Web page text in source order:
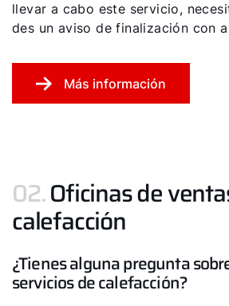
llevar a cabo este servicio,
des un aviso de finalización con
Más información
02.Oficinas de
calefacción
¿Tienes alguna pregunta
servicios de calefacción?
¡Hola!
¿Cómo podemos ayudarte?
Important Links
Descargas